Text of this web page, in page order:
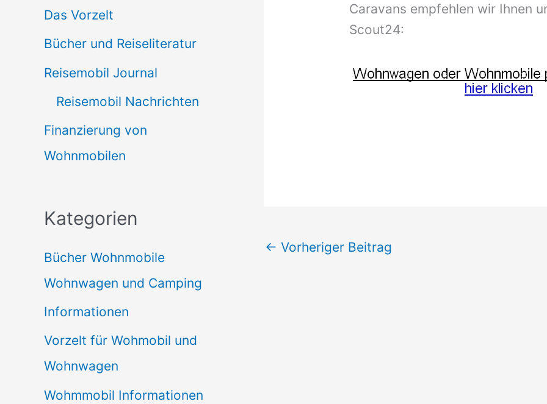
Das Vorzelt
Bücher und Reiseliteratur
Reisemobil Journal
Reisemobil Nachrichten
Finanzierung von
Wohnmobilen
Kategorien
Bücher Wohnmobile
Wohnwagen und Camping
Informationen
Vorzelt für Wohmobil und
Wohnwagen
Wohmmobil Informationen
Caravans empfehlen wir Ihnen
Scout24:
← Vorheriger Beitrag